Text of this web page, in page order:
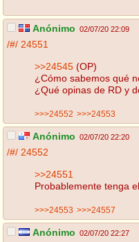
Anónimo 02/07/20 22:09
/#/ 24551
>>24545 (OP)
¿Cómo sabemos qué
¿Qué opinas de RD y
>>>24552 >>>24553
Anónimo 02/07/20 22:20
/#/ 24552
>>24551
Probablemente tenga
>>>24553 >>>24557
Anónimo 02/07/20 22:27